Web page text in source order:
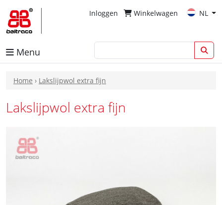
Inloggen Winkelwagen NL
Menu
Home › Lakslijpwol extra fijn
Lakslijpwol extra fijn